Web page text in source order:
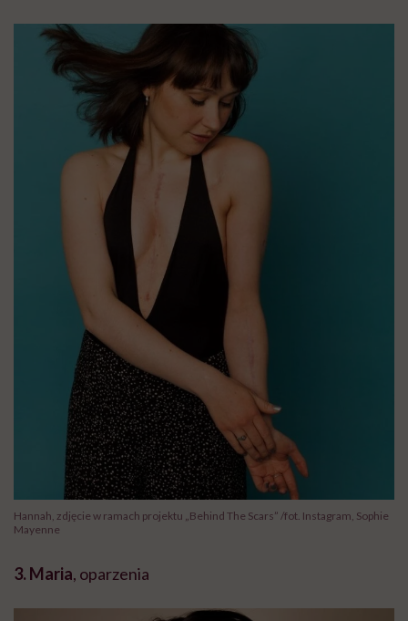
Hannah, zdjęcie w ramach projektu „Behind The Scars” /fot. Instagram, Sophie
Mayenne
3. Maria, oparzenia